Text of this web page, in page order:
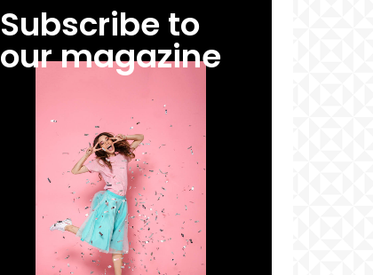
Subscribe to
our magazine